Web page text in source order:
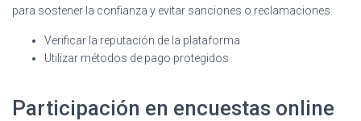
para sostener la confianza y evitar sanciones o reclamaciones.
Verificar la reputación de la plataforma
Utilizar métodos de pago protegidos
Participación en encuestas online